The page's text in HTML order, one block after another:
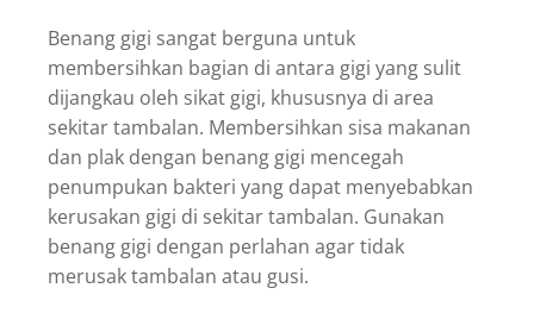
Benang gigi sangat berguna untuk
membersihkan bagian di antara gigi yang sulit
dijangkau oleh sikat gigi, khususnya di area
sekitar tambalan. Membersihkan sisa makanan
dan plak dengan benang gigi mencegah
penumpukan bakteri yang dapat menyebabkan
kerusakan gigi di sekitar tambalan. Gunakan
benang gigi dengan perlahan agar tidak
merusak tambalan atau gusi.